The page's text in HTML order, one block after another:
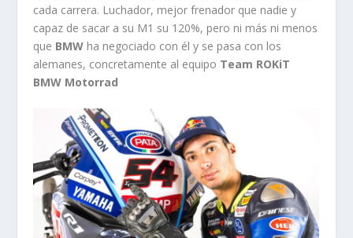
cada carrera. Luchador, mejor frenador que nadie y
capaz de sacar a su M1 su 120%, pero ni más ni menos
que BMW ha negociado con él y se pasa con los
alemanes, concretamente al equipo Team ROKiT
BMW Motorrad